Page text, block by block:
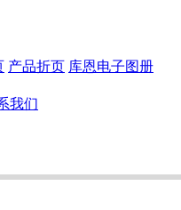
产品折页 库恩电子图册
我们